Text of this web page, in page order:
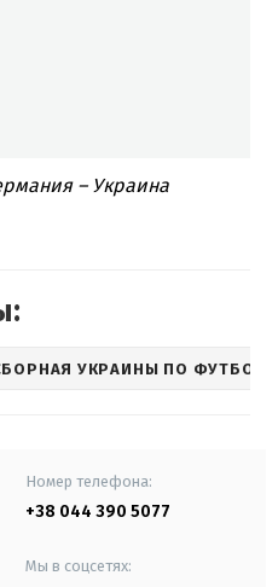
– Украина
УКРАИНЫ ПО ФУТБОЛУ
Номер телефона:
+38 044 390 5077
Мы в соцсетях: